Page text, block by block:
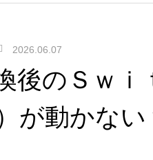
2026.06.07
後のＳｗ
が動かな